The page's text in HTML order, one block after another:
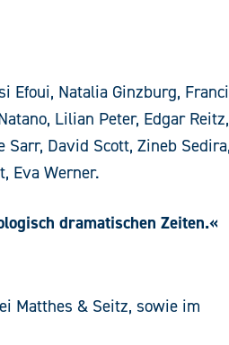
Efoui, Natalia Ginzburg,
Lilian Peter, Edgar
Sarr, David Scott, Zineb
Eva Werner.
dramatischen Zeiten.«
Matthes & Seitz, sowie im